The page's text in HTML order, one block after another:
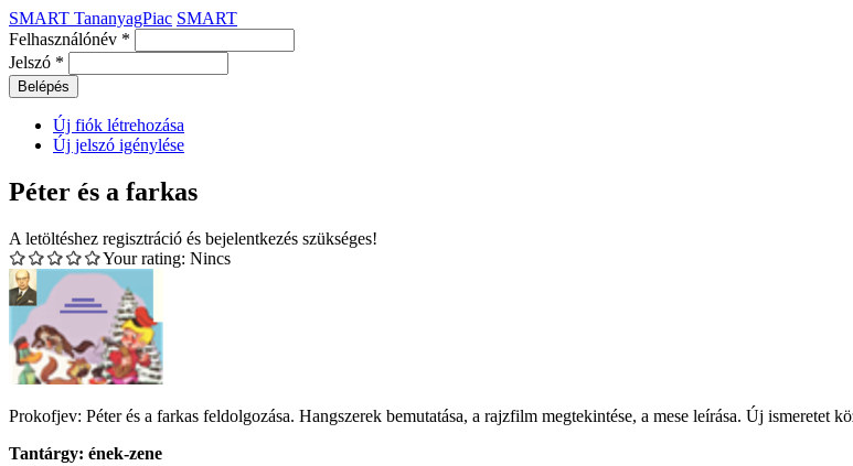
SMART TananyagPiac SMART
Felhasználónév *
Jelszó *
Új fiók létrehozása
Új jelszó igénylése
Péter és a farkas
A letöltéshez regisztráció és bejelentkezés szükséges!
Your rating: Nincs
Prokofjev: Péter és a farkas feldolgozása. Hangszerek bemutatása, a rajzfilm megtekintése, a mese leírása. Új ismeretet
Tantárgy: ének-zene